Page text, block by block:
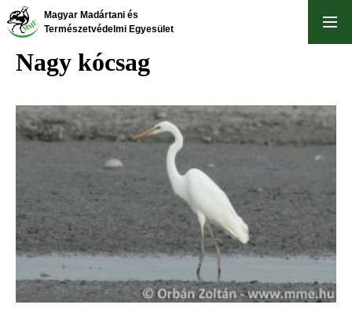
Ugrás
Magyar Madártani és
Természetvédelmi Egyesület
Nagy kócsag